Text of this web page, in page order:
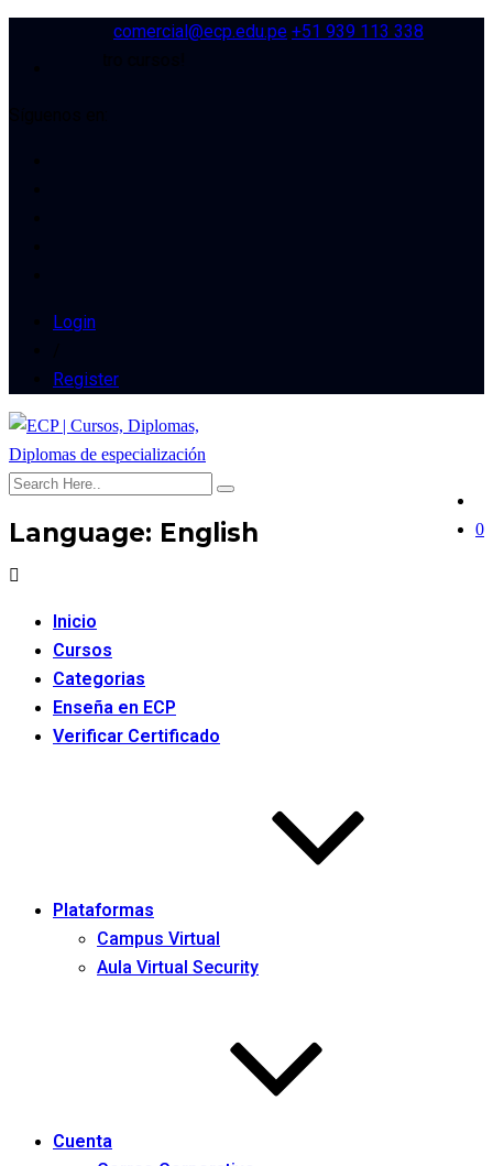
comercial@ecp.edu.pe +51 939 113 338
Login
Register
0
Inicio
Cursos
Categorias
Enseña en ECP
Verificar Certificado
Plataformas
Campus Virtual
Aula Virtual Security
Cuenta
Language: English